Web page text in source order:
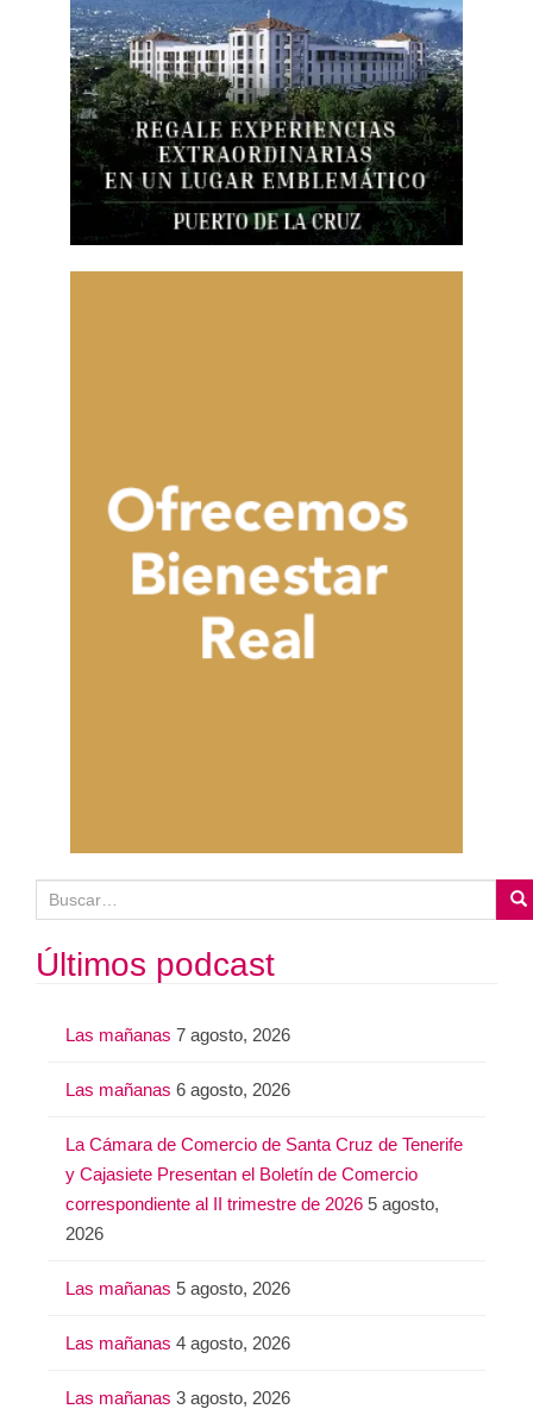
u
s
c
Últimos podcast
Las mañanas 7 agosto, 2026
Las mañanas 6 agosto, 2026
La Cámara de Comercio de Santa Cruz de Tenerife
y Cajasiete Presentan el Boletín de Comercio
correspondiente al II trimestre de 2026 5 agosto,
2026
Las mañanas 5 agosto, 2026
Las mañanas 4 agosto, 2026
Las mañanas 3 agosto, 2026